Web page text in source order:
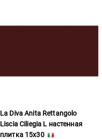
La Diva Anita Rettangolo
Liscia Ciliegia L настенная
плитка 15x30